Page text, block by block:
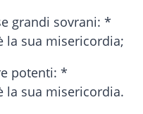
grandi sovrani: *
la sua misericordia;
potenti: *
la sua misericordia.